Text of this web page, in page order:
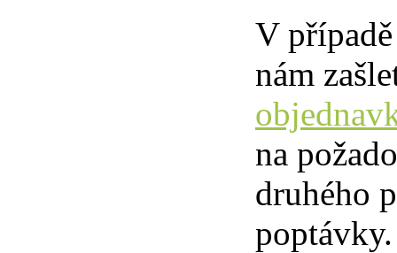
V
nám
na
druhého
poptávky.